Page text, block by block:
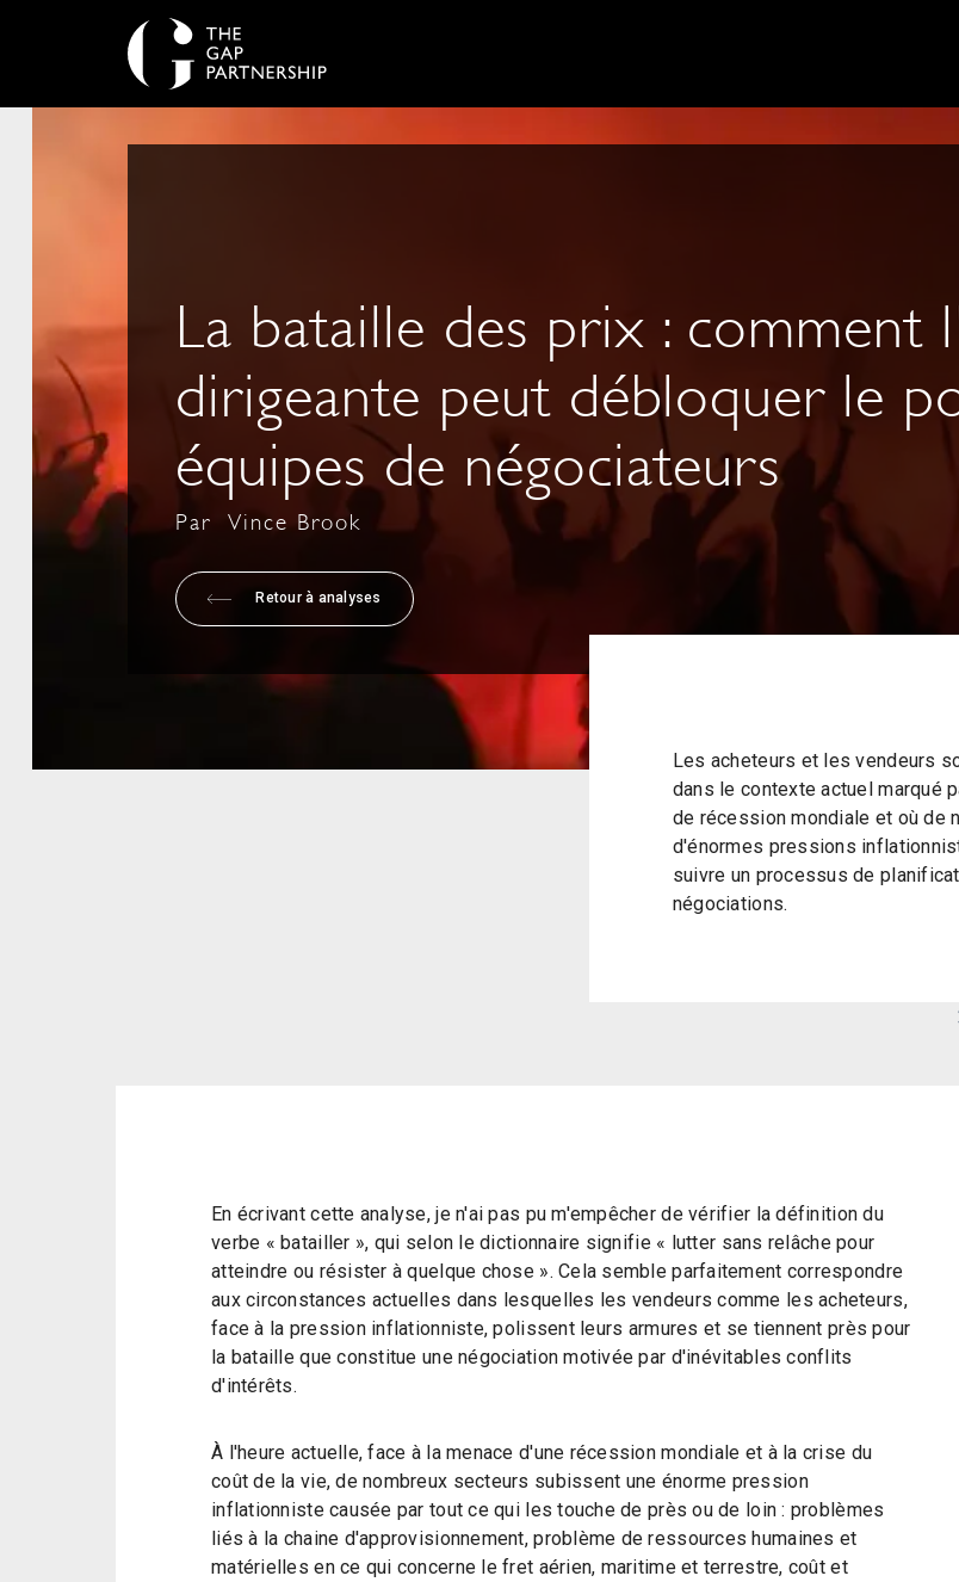
La bataille des prix : comment
dirigeante peut débloquer le
équipes de négociateurs
Par Vince Brook
Retour à analyses
Les acheteurs et les vendeurs
dans le contexte actuel marqué
de récession mondiale et où de
d'énormes pressions
suivre un processus de
négociations.
En écrivant cette analyse, je n'ai pas pu m'empêcher de vérifier la définition du
verbe « batailler », qui selon le dictionnaire signifie « lutter sans relâche pour
atteindre ou résister à quelque chose ». Cela semble parfaitement correspondre
aux circonstances actuelles dans lesquelles les vendeurs comme les acheteurs,
face à la pression inflationniste, polissent leurs armures et se tiennent près pour
la bataille que constitue une négociation motivée par d'inévitables conflits
d'intérêts.
À l'heure actuelle, face à la menace d'une récession mondiale et à la crise du
coût de la vie, de nombreux secteurs subissent une énorme pression
inflationniste causée par tout ce qui les touche de près ou de loin : problèmes
liés à la chaine d'approvisionnement, problème de ressources humaines et
matérielles en ce qui concerne le fret aérien, maritime et terrestre, coût et